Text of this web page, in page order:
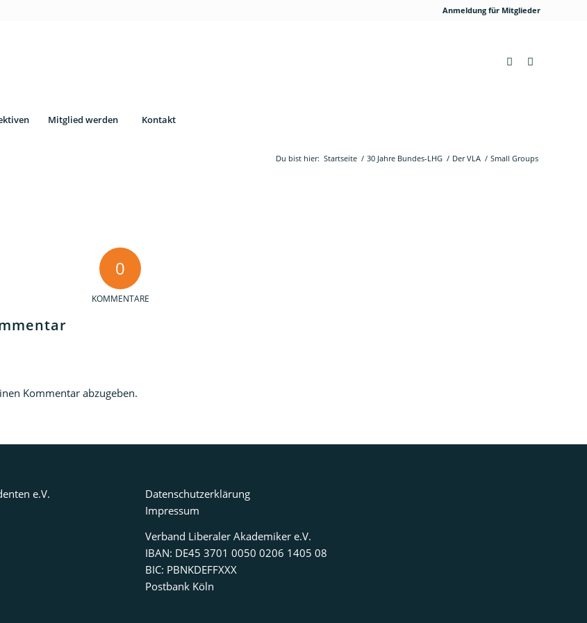
Anmeldung für Mitglieder
Mitglied werden Kontakt
Du bist hier: Startseite / 30 Jahre Bundes-LHG / Der VLA / Small Groups
0
KOMMENTARE
Kommentar abzugeben.
e.V.
Datenschutzerklärung
Impressum
Verband Liberaler Akademiker e.V.
IBAN: DE45 3701 0050 0206 1405 08
BIC: PBNKDEFFXXX
Postbank Köln